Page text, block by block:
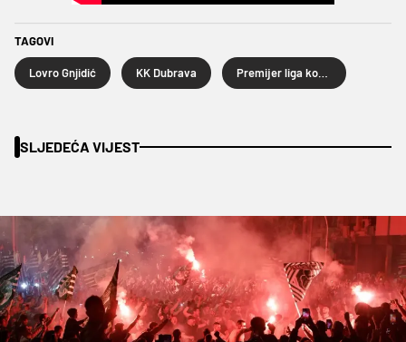
TAGOVI
Lovro Gnjidić KK Dubrava
SLJEDEĆA VIJEST